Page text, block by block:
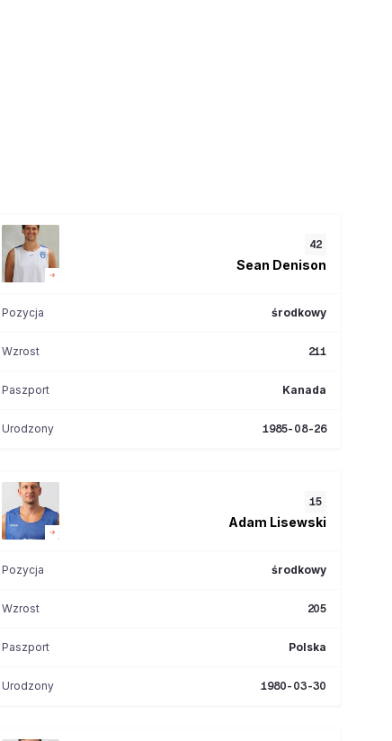
42
Sean Denison
Pozycja środkowy
Wzrost 211
Paszport Kanada
Urodzony 1985-08-26
15
Adam Lisewski
Pozycja środkowy
Wzrost 205
Paszport Polska
Urodzony 1980-03-30